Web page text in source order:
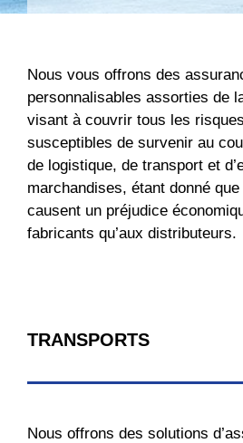
Nous vous offrons des
personnalisables assorties de
visant à couvrir tous les
susceptibles de survenir au
de logistique, de transport et
marchandises, étant donné
causent un préjudice
fabricants qu’aux distributeurs.
TRANSPORTS
Nous offrons des solutions